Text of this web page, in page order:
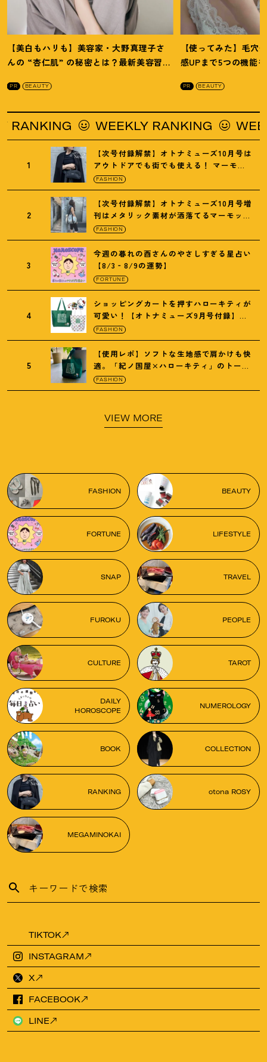
【美白もハリも】美容家・大野真理子さ
んの “杏仁肌” の秘密とは ？ 最新美容習慣
PR BEAUTY
【使ってみた】毛穴
感UPまで5つの機能
PR BEAUTY
WEEKLY RANKING WEEKLY
1
【次号付録解禁】オトナミューズ10月号は
アウトドアでも街でも使える ！ マーモッ
トの黒ショルダー
FASHION
2
【次号付録解禁】オトナミューズ10月号増
刊はメタリック素材が洒落てるマーモット
の保冷バッグ
FASHION
3
今週の暮れの酉さんのやさしすぎる星占い
【8/3‐8/9の運勢】
FORTUNE
4
ショッピングカートを押すハローキティが
可愛い ！
【オトナミューズ9月号付録】紀
ノ国屋バッグ
FASHION
5
【使用レポ】ソフトな生地感で肩かけも快
適。「紀ノ国屋×ハローキティ」のトート
がガシガシ使えて最高です
FASHION
VIEW MORE
FASHION BEAUTY
FORTUNE LIFESTYLE
SNAP TRAVEL
FUROKU PEOPLE
CULTURE TAROT
DAILY
HOROSCOPE
NUMEROLOGY
BOOK COLLECTION
RANKING otona ROSY
MEGAMINOKAI
TIKTOK
INSTAGRAM
X
FACEBOOK
LINE